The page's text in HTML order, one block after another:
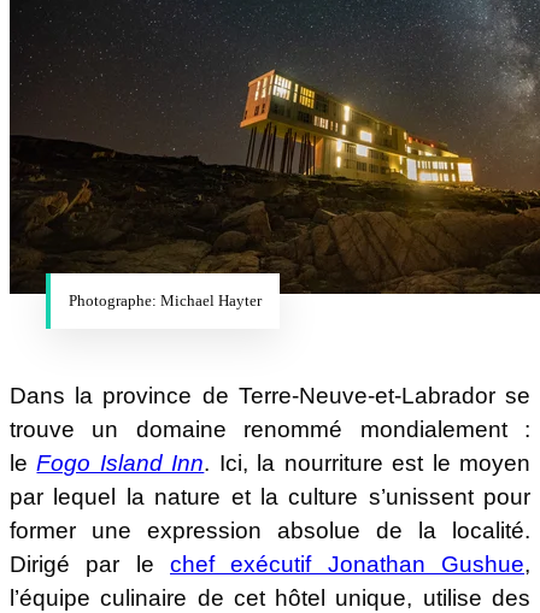
Photographe: Michael Hayter
Dans la province de Terre-Neuve-et-Labrador se
trouve un domaine renommé mondialement :
le Fogo Island Inn. Ici, la nourriture est le moyen
par lequel la nature et la culture s’unissent pour
former une expression absolue de la localité.
Dirigé par le
chef exécutif Jonathan Gushue,
l’équipe culinaire de cet hôtel unique, utilise des